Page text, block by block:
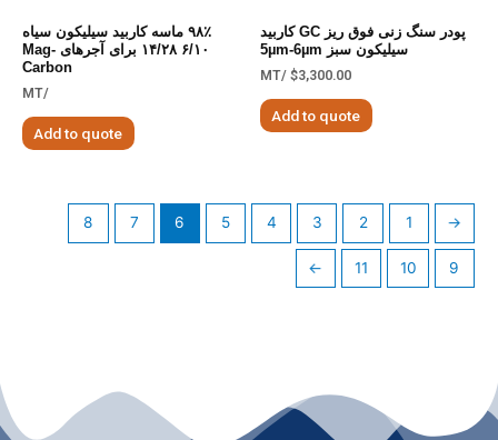
پودر سنگ زنی فوق ریز GC کاربید
سیلیکون سبز 5µm-6µm
$3,300.00
/MT
Add to quote
۹۸٪ ماسه کاربید سیلیکون سیاه
۶/۱۰ ۱۴/۲۸ برای آجرهای Mag-
Carbon
/MT
Add to quote
←
1
2
3
4
5
6
7
8
9
10
11
→